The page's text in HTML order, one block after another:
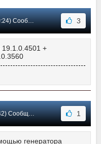
#1347 3
19.1.0.4501 +
#1346 1
генератора